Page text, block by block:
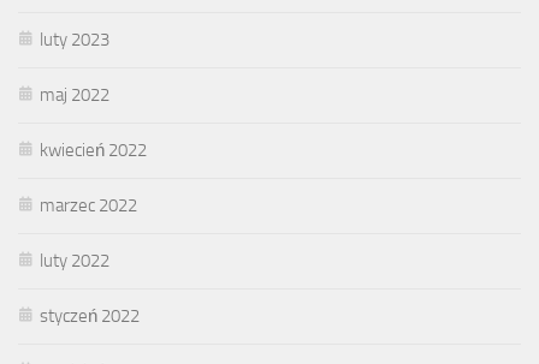
luty 2023
maj 2022
kwiecień 2022
marzec 2022
luty 2022
styczeń 2022